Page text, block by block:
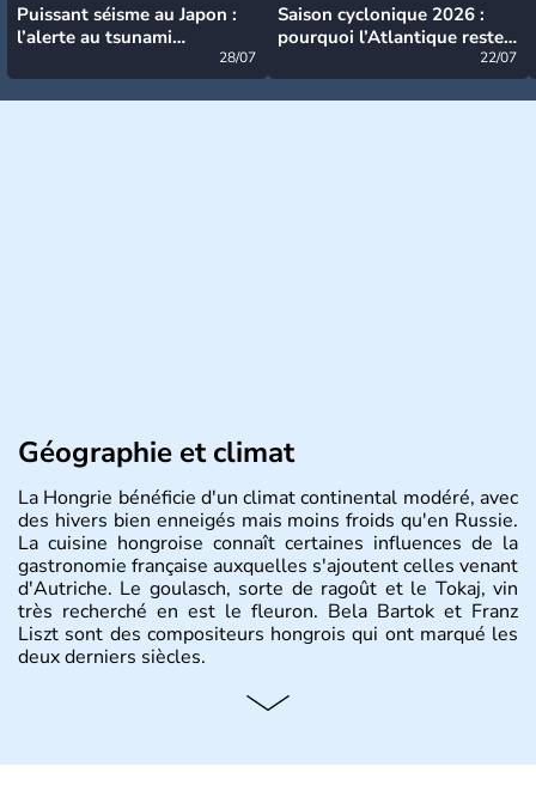
Puissant séisme au Japon :
l’alerte au tsunami
28/07
Saison cyclonique 2026 :
pourquoi l’Atlantique reste
22/07
Géographie et climat
La Hongrie bénéficie d'un climat continental modéré, avec
des hivers bien enneigés mais moins froids qu'en Russie.
La cuisine hongroise connaît certaines influences de la
gastronomie française auxquelles s'ajoutent celles venant
d'Autriche. Le goulasch, sorte de ragoût et le Tokaj, vin
très recherché en est le fleuron. Bela Bartok et Franz
Liszt sont des compositeurs hongrois qui ont marqué les
deux derniers siècles.
Histoire et administration
depuis 2004, la Hongrie est aussi appelée « pays magyar